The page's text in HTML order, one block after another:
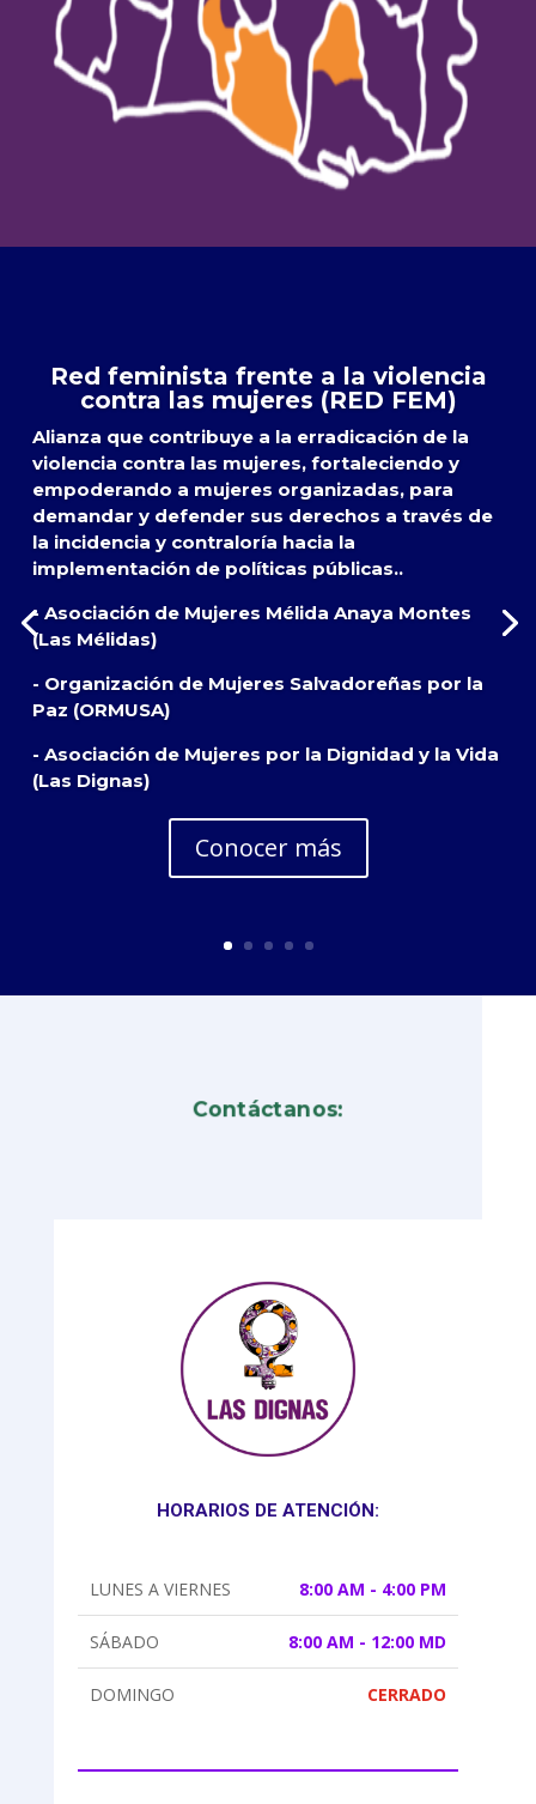
Red feminista frente a la violencia
contra las mujeres (RED FEM)
Alianza que contribuye a la erradicación de la
violencia contra las mujeres, fortaleciendo y
empoderando a mujeres organizadas, para
demandar y defender sus derechos a través de
la incidencia y contraloría hacia la
implementación de políticas públicas..
- Asociación de Mujeres Mélida Anaya Montes
(Las Mélidas)
- Organización de Mujeres Salvadoreñas por la
Paz (ORMUSA)
- Asociación de Mujeres por la Dignidad y la Vida
(Las Dignas)
Conocer más
Contáctanos:
HORARIOS DE ATENCIÓN:
LUNES A VIERNES 8:00 AM - 4:00 PM
SÁBADO 8:00 AM - 12:00 MD
DOMINGO CERRADO